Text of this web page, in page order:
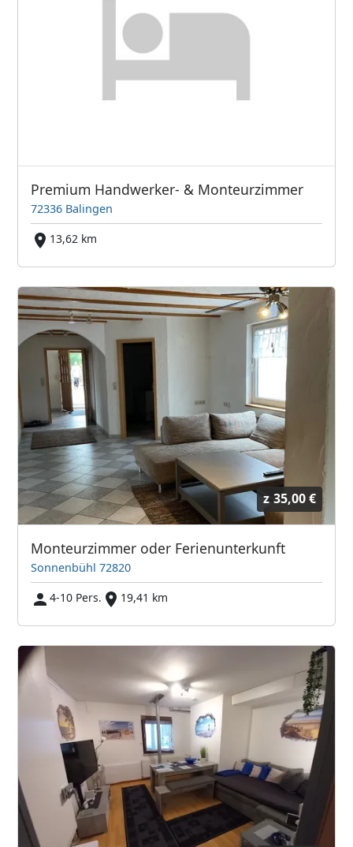
Premium Handwerker- & Monteurzimmer
72336 Balingen
13,62 km
z 35,00 €
Monteurzimmer oder Ferienunterkunft
Sonnenbühl 72820
4-10 Pers.
19,41 km